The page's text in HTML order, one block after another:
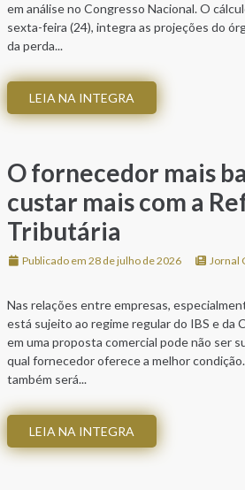
em análise no Congresso Nacional. O
sexta-feira (24), integra as projeções do
da perda...
LEIA NA INTEGRA
O fornecedor mais
custar mais com a
Tributária
Publicado em 28 de julho de 2026 Jornal
Nas relações entre empresas,
está sujeito ao regime regular do IBS e da
em uma proposta comercial pode não ser
qual fornecedor oferece a melhor
também será...
LEIA NA INTEGRA